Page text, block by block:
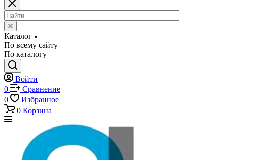
Каталог
По всему сайту
По каталогу
Войти
0
Сравнение
0
Избранное
0 Корзина